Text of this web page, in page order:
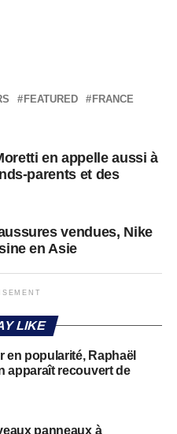
FEATURED
FRANCE
en appelle aussi à
parents et des
vendues, Nike
en Asie
LIKE
en popularité, Raphaël
apparaît recouvert de
panneaux à